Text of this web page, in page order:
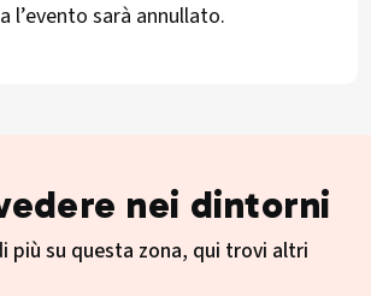
l’evento sarà annullato.
nei dintorni
più su questa zona, qui trovi altri